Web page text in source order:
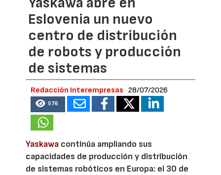
Eslovenia un nuevo
centro de distribución
de robots y producción
de sistemas
Redacción Interempresas 28/07/2026
576
Yaskawa continúa ampliando sus
capacidades de producción y distribución
de sistemas robóticos en Europa: el 30 de